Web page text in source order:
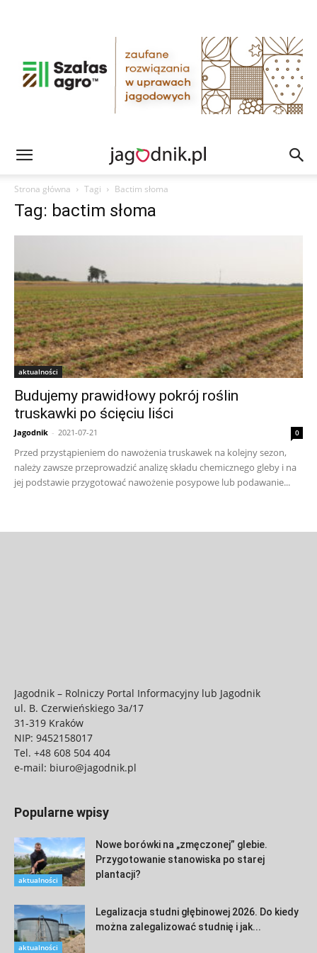
Strona główna Tagi Bactim słoma
Tag: bactim słoma
aktualności
Budujemy prawidłowy pokrój roślin
truskawki po ścięciu liści
Jagodnik - 2021-07-21 0
Przed przystąpieniem do nawożenia truskawek na kolejny sezon,
należy zawsze przeprowadzić analizę składu chemicznego gleby i na
jej podstawie przygotować nawożenie posypowe lub podawanie...
Jagodnik – Rolniczy Portal Informacyjny lub Jagodnik
ul. B. Czerwieńskiego 3a/17
31-319 Kraków
NIP: 9452158017
Tel. +48 608 504 404
e-mail: biuro@jagodnik.pl
Popularne wpisy
aktualności
Nowe borówki na „zmęczonej” glebie.
Przygotowanie stanowiska po starej
plantacji?
aktualności
Legalizacja studni głębinowej 2026. Do kiedy
można zalegalizować studnię i jak...